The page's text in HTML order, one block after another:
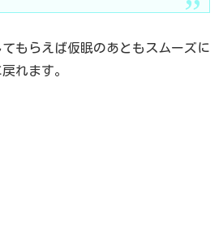
もらえば仮眠のあともスムーズに
れます。